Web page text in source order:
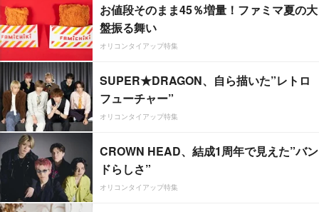
お値段そのまま45％増量！ファミマ夏の大
盤振る舞い
オリコンタイアップ特集
SUPER★DRAGON、自ら描いた”レトロ
フューチャー”
オリコンタイアップ特集
CROWN HEAD、結成1周年で見えた”バン
ドらしさ”
オリコンタイアップ特集